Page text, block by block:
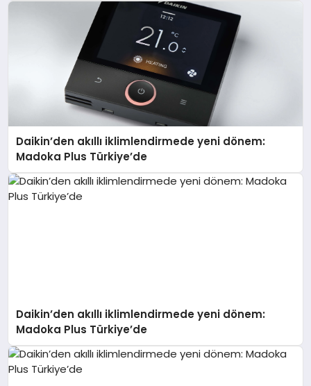
Daikin’den akıllı iklimlendirmede yeni dönem:
Madoka Plus Türkiye’de
Daikin’den akıllı iklimlendirmede yeni dönem:
Madoka Plus Türkiye’de